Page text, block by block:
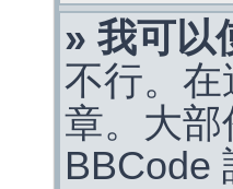
» 我可以
不行。
章。大
BBCode